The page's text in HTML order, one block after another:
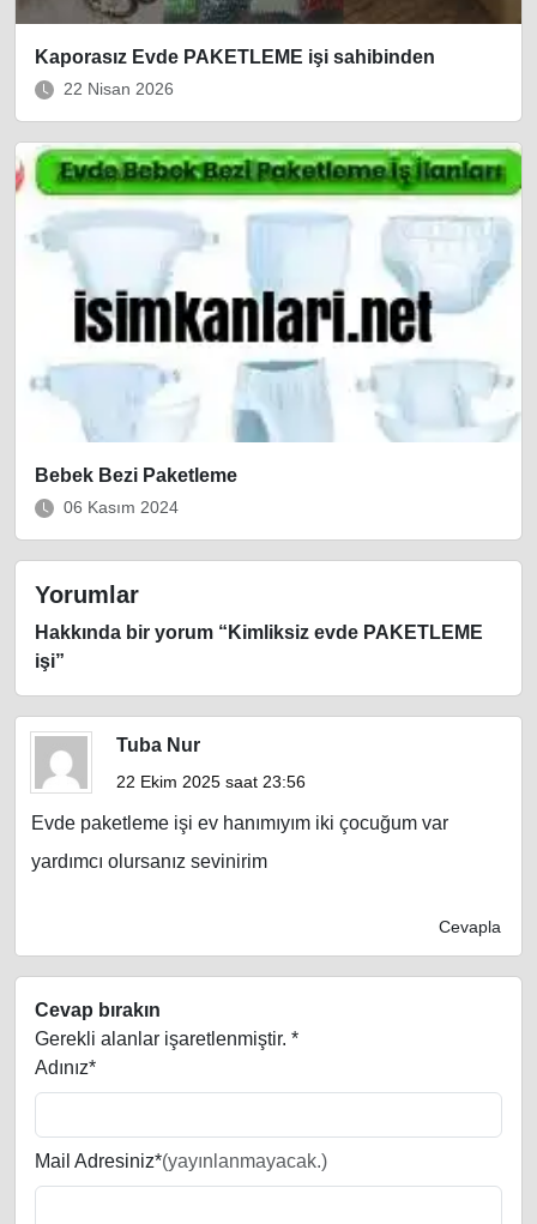
Kaporasız Evde PAKETLEME işi sahibinden
22 Nisan 2026
Bebek Bezi Paketleme
06 Kasım 2024
Yorumlar
Hakkında bir yorum “ Kimliksiz evde PAKETLEME
işi”
Tuba Nur
22 Ekim 2025 saat 23:56
Evde paketleme işi ev hanımıyım iki çocuğum var
yardımcı olursanız sevinirim
Cevapla
Cevap bırakın
Gerekli alanlar işaretlenmiştir. *
Adınız*
Mail Adresiniz*(yayınlanmayacak.)